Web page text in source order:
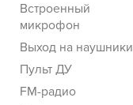
Встроенный
микрофон
Выход на наушники
Пульт ДУ
FM-радио